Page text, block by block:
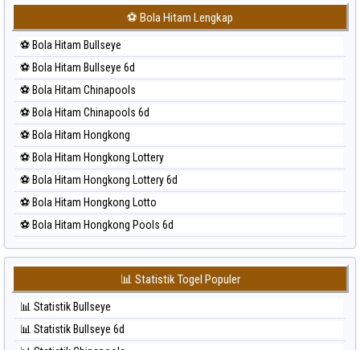
⚽ Bola Merah Japan 6d
⚽ Bola Merah Korea
⚽ Bola Merah Kuda Lari
⚽ Bola Merah Magnum Cambodia
⚽ Bola Merah Nagoya
⚽ Bola Merah North Carolina Day
⚽ Bola Merah Pcso
⚽ Bola Merah Sao Paulo
⚽ Bola Merah Singapore
⚽ Bola Merah Sydney
⚽ Bola Merah Sydney Lottery
⚽ Bola Merah Sydney Lottery 6d
⚽ Bola Merah Sydney Lotto
⚽ Bola Merah Sydney Pools 6d
⚽ Bola Merah Taipei
⚽ Bola Merah Taiwan
⚽ Bola Hitam Lengkap
⚽ Bola Hitam Bullseye
⚽ Bola Hitam Bullseye 6d
⚽ Bola Hitam Chinapools
⚽ Bola Hitam Chinapools 6d
⚽ Bola Hitam Hongkong
⚽ Bola Hitam Hongkong Lottery
⚽ Bola Hitam Hongkong Lottery 6d
⚽ Bola Hitam Hongkong Lotto
⚽ Bola Hitam Hongkong Pools 6d
⚽ Bola Hitam Japan
⚽ Bola Hitam Japan 6d
⚽ Bola Hitam Korea
⚽ Bola Hitam Kuda Lari
⚽ Bola Hitam Magnum Cambodia
📊 Statistik Togel Populer
📊 Statistik Bullseye
📊 Statistik Bullseye 6d